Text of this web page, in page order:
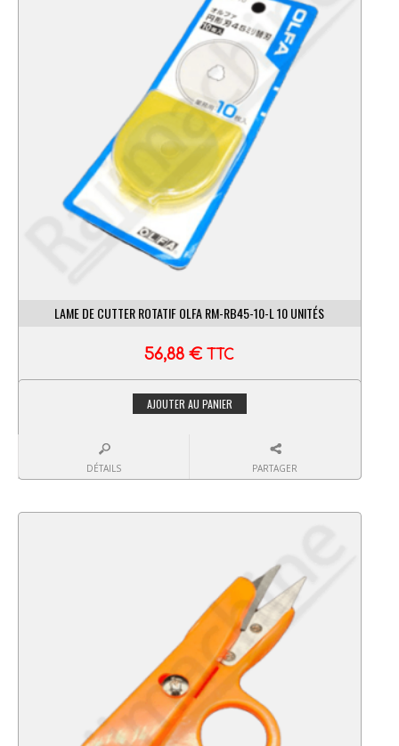
LAME DE CUTTER ROTATIF OLFA RM-RB45-10-L 10 UNITÉS
56,88€ TTC
AJOUTER AU PANIER
DÉTAILS PARTAGER